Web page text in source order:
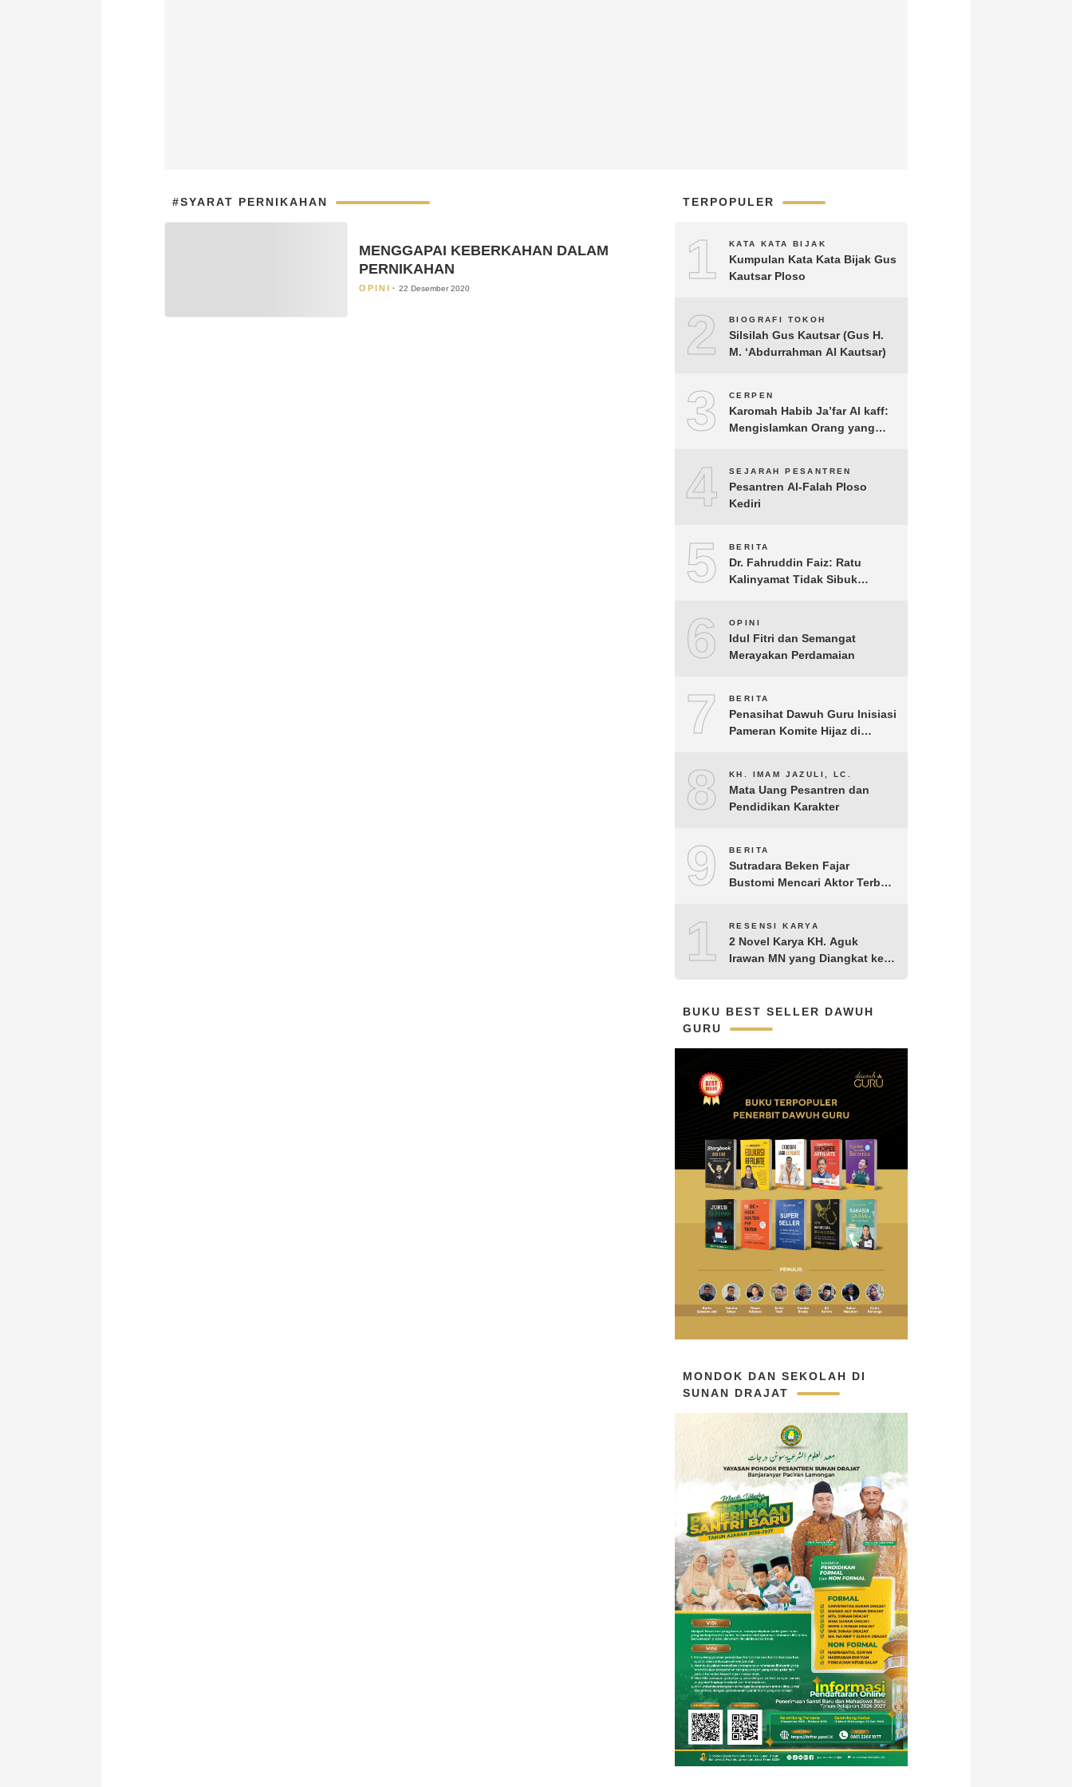
#SYARAT PERNIKAHAN
MENGGAPAI KEBERKAHAN DALAM
PERNIKAHAN
OPINI 22 Desember 2020
TERPOPULER
1 KATA KATA BIJAK
Kumpulan Kata Kata Bijak Gus
Kautsar Ploso
2 BIOGRAFI TOKOH
Silsilah Gus Kautsar (Gus H.
M. ‘Abdurrahman Al Kautsar)
3 CERPEN
Karomah Habib Ja’far Al kaff:
Mengislamkan Orang yang
4 SEJARAH PESANTREN
Pesantren Al-Falah Ploso
Kediri
5 BERITA
Dr. Fahruddin Faiz: Ratu
Kalinyamat Tidak Sibuk
Perekonomian Rakyatnya
6 OPINI
Idul Fitri dan Semangat
Merayakan Perdamaian
7 BERITA
Penasihat Dawuh Guru Inisiasi
Pameran Komite Hijaz di
8 KH. IMAM JAZULI, LC.
Mata Uang Pesantren dan
Pendidikan Karakter
9 BERITA
Sutradara Beken Fajar
Bustomi Mencari Aktor Terbaik
KH. Hasyim Asy’ari karya KH.
Aguk Irawan MN
10RESENSI KARYA
2 Novel Karya KH. Aguk
Irawan MN yang Diangkat ke
BUKU BEST SELLER DAWUH
GURU
MONDOK DAN SEKOLAH DI
SUNAN DRAJAT